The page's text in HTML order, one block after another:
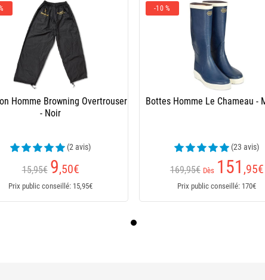
Homme Browning Overtrouser
- Noir
(2 avis)
15,95€ 9,50€
Prix public conseillé: 15,95€
-10 %
Bottes Homme Le Chameau -
(23 avis)
169,95€ Dès 151 ,95€
Prix public conseillé: 170€